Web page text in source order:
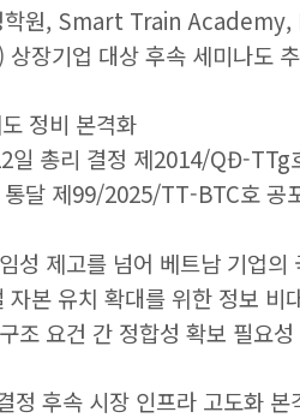
학원, Smart Train Academy,
장기업 대상 후속 세미나도
정비 본격화
일 총리 결정 제2014/QĐ-
달 제99/2025/TT-BTC호
성 제고를 넘어 베트남 기업
본 유치 확대를 위한 정보 비
조 요건 간 정합성 확보 필요
후속 시장 인프라 고도화 본